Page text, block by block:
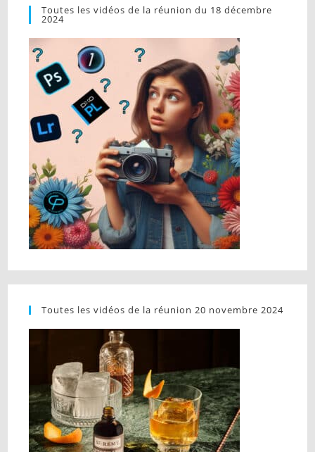
Toutes les vidéos de la réunion du 18 décembre
2024
Toutes les vidéos de la réunion 20 novembre 2024